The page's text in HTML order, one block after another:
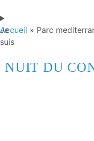
Je
suis
Accueil » Parc
NUIT DU